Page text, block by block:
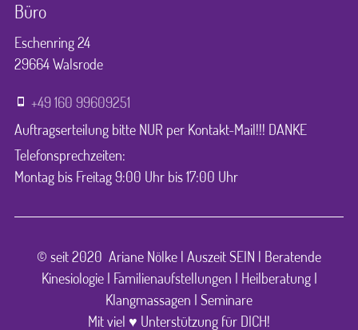
Büro
Eschenring 24
29664 Walsrode
+49 160 99609251
Auftragserteilung bitte NUR per Kontakt-Mail!!! DANKE
Telefonsprechzeiten:
Montag bis Freitag 9:00 Uhr bis 17:00 Uhr
© seit 2020 Ariane Nölke | Auszeit SEIN | Beratende
Kinesiologie I Familienaufstellungen I Heilberatung I
Klangmassagen I Seminare
Mit viel ♥ Unterstützung für DICH!